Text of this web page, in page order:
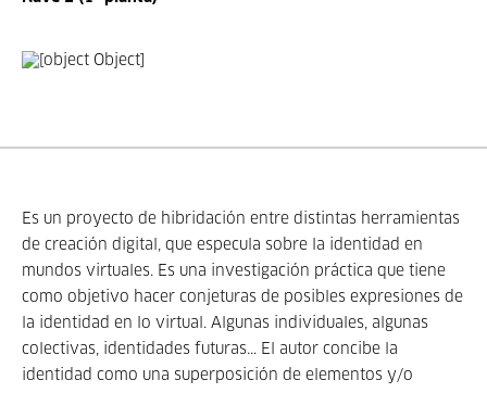
Es un proyecto de hibridación entre distintas herramientas
de creación digital, que especula sobre la identidad en
mundos virtuales. Es una investigación práctica que tiene
como objetivo hacer conjeturas de posibles expresiones de
la identidad en lo virtual. Algunas individuales, algunas
colectivas, identidades futuras... El autor concibe la
identidad como una superposición de elementos y/o